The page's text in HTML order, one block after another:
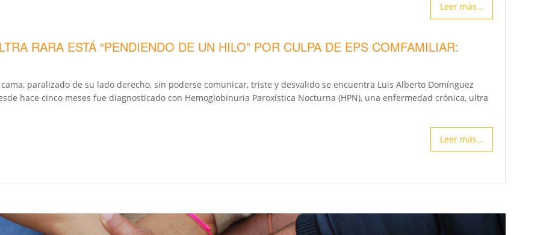
Leer más...
RARA ESTÁ “PENDIENDO DE UN HILO” POR CULPA DE EPS COMFAMILIAR:
paralizado de su lado derecho, sin poderse comunicar, triste y desvalido se encuentra Luis Alberto Domínguez
hace cinco meses fue diagnosticado con Hemoglobinuria Paroxística Nocturna (HPN), una enfermedad crónica, ultra
Leer más...